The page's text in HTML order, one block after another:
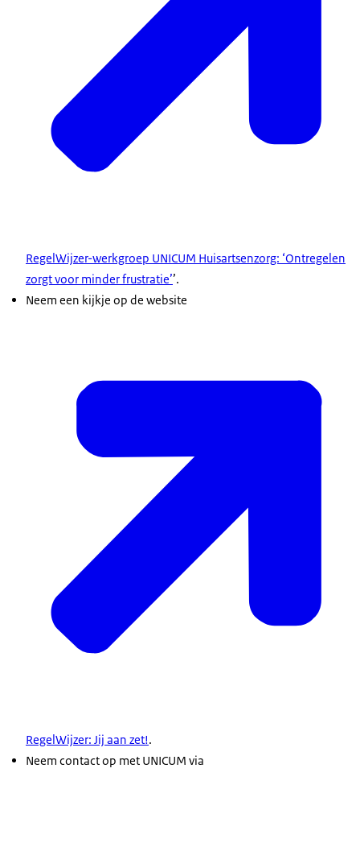
RegelWijzer-werkgroep UNICUM Huisartsenzorg: ‘Ontregelen
zorgt voor minder frustratie’’.
Neem een kijkje op de website
RegelWijzer: Jij aan zet!.
Neem contact op met UNICUM via